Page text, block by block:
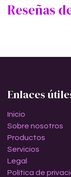
Reseñas
Enlaces
Inicio
Sobre nosotros
Productos
Servicios
Legal
Política de